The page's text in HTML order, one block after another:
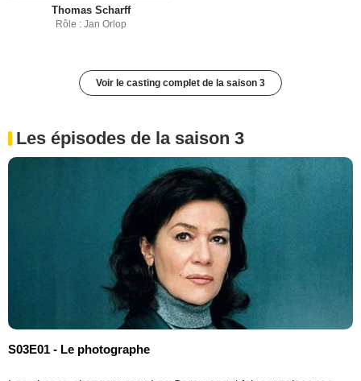
Thomas Scharff
Rôle : Jan Orlop
Voir le casting complet de la saison 3
Les épisodes de la saison 3
S03E01 - Le photographe